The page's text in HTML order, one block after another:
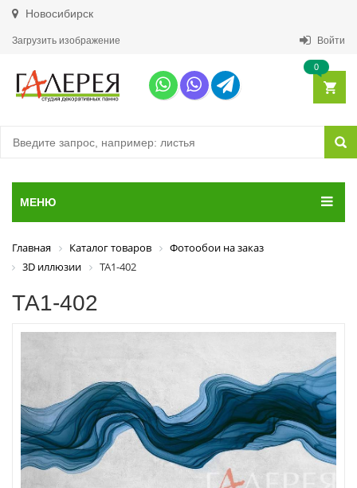
Новосибирск
Загрузить изображение Войти
0
МЕНЮ
Главная Каталог товаров
Фотообои на заказ
3D иллюзии
ТА1-402
ТА1-402